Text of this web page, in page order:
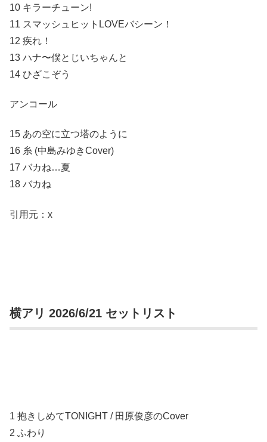
10 キラーチューン!
11 スマッシュヒットLOVEバシーン！
12 疾れ！
13 ハナ〜僕とじいちゃんと
14 ひざこぞう
アンコール
15 あの空に立つ塔のように
16 糸 (中島みゆきCover)
17 バカね…夏
18 バカね
引用元：x
横アリ 2026/6/21 セットリスト
1 抱きしめてTONIGHT / 田原俊彦のCover
2 ふわり